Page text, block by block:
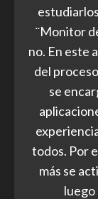
¨Monitor
no. En este
del
se
todos. Por
más se
luego